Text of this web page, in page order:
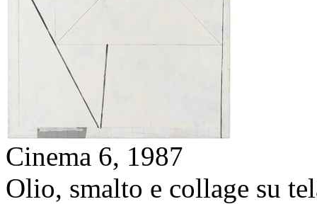
Cinema 6, 1987
Olio, smalto e collage su